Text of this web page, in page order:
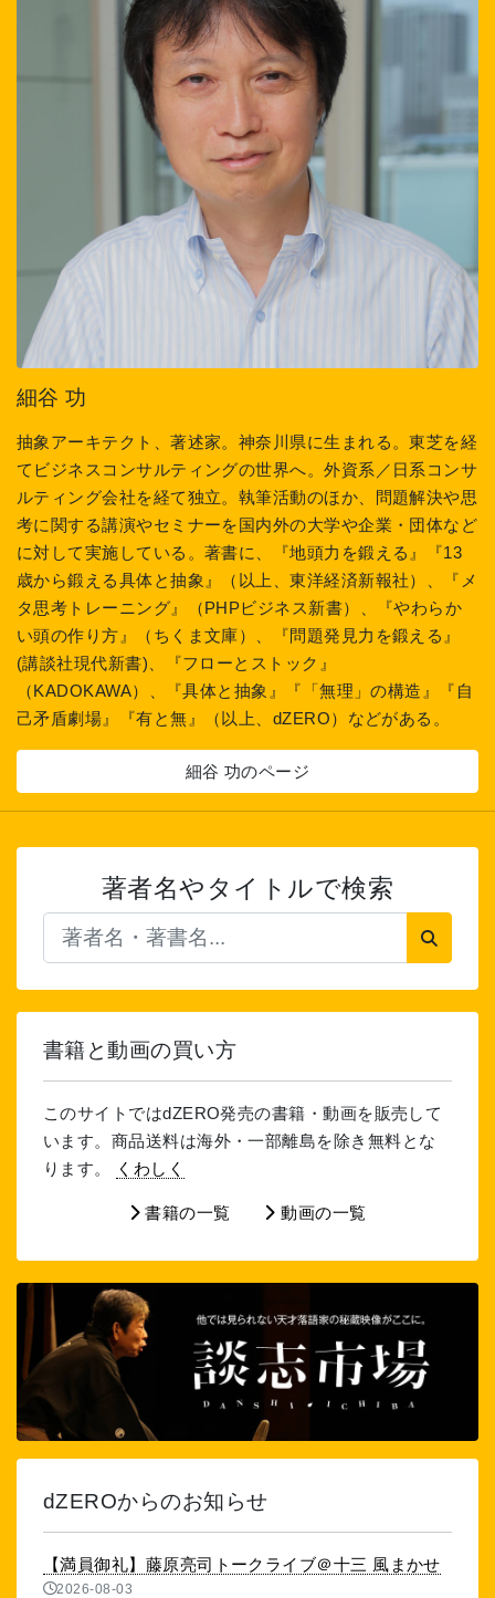
細谷 功
抽象アーキテクト、著述家。神奈川県に生まれる。東芝を経
てビジネスコンサルティングの世界へ。外資系／日系コンサ
ルティング会社を経て独立。執筆活動のほか、問題解決や思
考に関する講演やセミナーを国内外の大学や企業・団体など
に対して実施している。著書に、『地頭力を鍛える』『13
歳から鍛える具体と抽象』（以上、東洋経済新報社）、『メ
タ思考トレーニング』（PHPビジネス新書）、『やわらか
い頭の作り方』（ちくま文庫）、『問題発見力を鍛える』
(講談社現代新書)、『フローとストック』
（KADOKAWA）、『具体と抽象』『「無理」の構造』『自
己矛盾劇場』『有と無』（以上、dZERO）などがある。
細谷 功のページ
著者名やタイトルで検索
書籍と動画の買い方
このサイトではdZERO発売の書籍・動画を販売して
います。商品送料は海外・一部離島を除き無料とな
ります。
くわしく
書籍の一覧 動画の一覧
dZEROからのお知らせ
【満員御礼】藤原亮司トークライブ＠十三 風まかせ
2026-08-03